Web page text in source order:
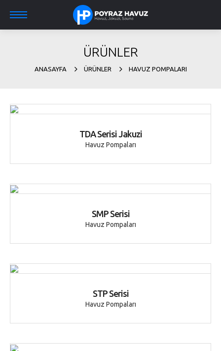
ÜRÜNLER
ANASAYFA ÜRÜNLER HAVUZ POMPALARI
TDA Serisi Jakuzi
Havuz Pompaları
SMP Serisi
Havuz Pompaları
STP Serisi
Havuz Pompaları